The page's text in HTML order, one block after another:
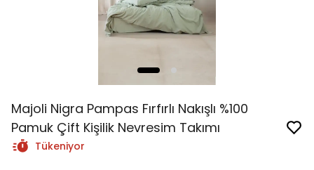
Majoli Nigra Pampas Fırfırlı Nakışlı %100
Pamuk Çift Kişilik Nevresim Takımı
Tükeniyor